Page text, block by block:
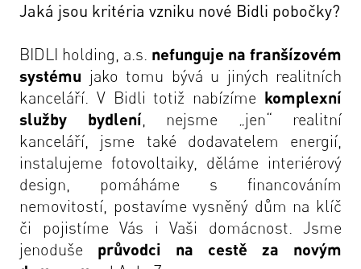
Jaká jsou kritéria vzniku nové Bidli pobočky?
BIDLI holding, a.s. nefunguje na franšízovém
systému jako tomu bývá u jiných realitních
kanceláří. V Bidli totiž nabízíme komplexní
služby bydlení, nejsme „jen“ realitní
kanceláří, jsme také dodavatelem energií,
instalujeme fotovoltaiky, děláme interiérový
design, pomáháme s financováním
nemovitostí, postavíme vysněný dům na klíč
či pojistíme Vás i Vaši domácnost. Jsme
jenoduše průvodci na cestě za novým